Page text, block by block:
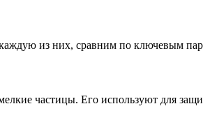
из них, сравним по ключевым
частицы. Его используют для